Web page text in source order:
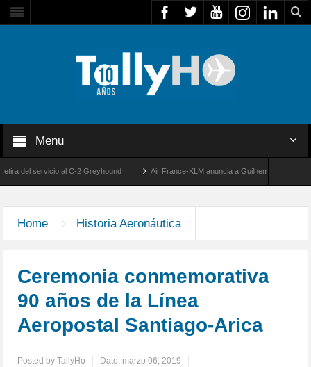
Menu
al C-2 Greyhound Air France-KLM anuncia a Guilhem Mallet como nuevo
Home Historia Aeronáutica
Ceremonia conmemorativa
90 años de la Línea
Aeropostal Santiago-Arica
Posted byTallyHo Date: marzo 06, 2019